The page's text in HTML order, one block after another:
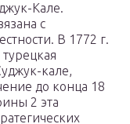
Кале.
с
В 1772 г.
кале,
до конца 18
2 эта